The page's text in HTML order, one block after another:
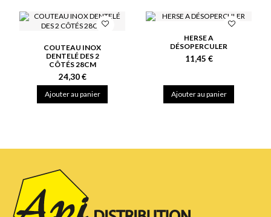
COUTEAU INOX
DENTELÉ DES 2
CÔTÉS 28CM
24,30 €
Ajouter au panier
HERSE A
DÉSOPERCULER
11,45 €
Ajouter au panier